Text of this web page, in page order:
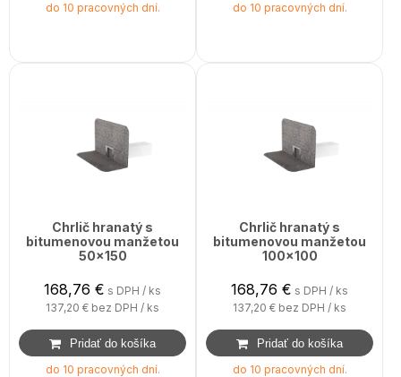
do 10 pracovných dní. do 10 pracovných dní.
Chrlič hranatý s
bitumenovou manžetou
50x150
168,76 € s DPH / ks
137,20 € bez DPH / ks
do 10 pracovných dní.
Chrlič hranatý s
bitumenovou manžetou
100x100
168,76 € s DPH / ks
137,20 € bez DPH / ks
do 10 pracovných dní.